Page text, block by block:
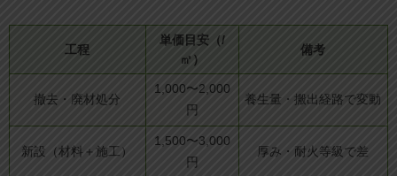
工程
単価目安（/
㎡）
備考
撤去・廃材処分
1,000〜2,000
円
養生量・搬出経路で変動
新設（材料＋施工）
1,500〜3,000
円
厚み・耐火等級で差